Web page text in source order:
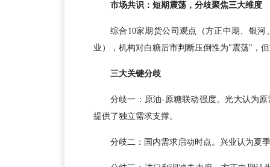
市场共识：短期震荡，分歧聚焦三大维度
综合10家期货公司观点（方正中期、银
业），机构对白糖后市判断压倒性为"震荡"，
三大关键分歧
分歧一：原油-原糖联动强度。光大认为
提供了独立需求支撑。
分歧二：国内需求启动时点。兴业认为夏